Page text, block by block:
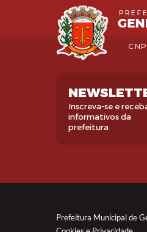
Prefeitura Municipal de
Inscreva-se e
informativos da
prefeitura